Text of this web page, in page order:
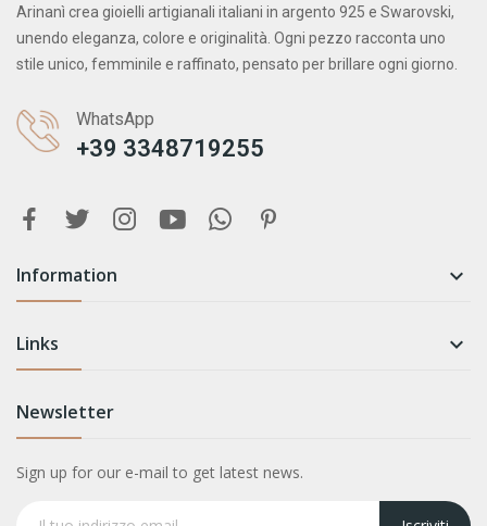
Arinanì crea gioielli artigianali italiani in argento 925 e Swarovski,
unendo eleganza, colore e originalità. Ogni pezzo racconta uno
stile unico, femminile e raffinato, pensato per brillare ogni giorno.
WhatsApp
+39 3348719255
Information 
Links 
Newsletter
Sign up for our e-mail to get latest news.